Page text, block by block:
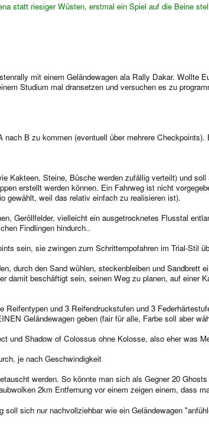
statt riesiger Wüsten, erstmal ein Spiel auf die Beine
mit einem Geländewagen ala Rally Dakar. Wollte
Studium mal dransetzen und versuchen es zu
B zu kommen (eventuell über mehrere
Kakteen, Steine, Büsche werden zufällig verteilt) und
erstellt werden können. Ein Fahrweg ist nicht
gewählt, weil das relativ einfach zu realisieren ist).
Geröllfelder, vielleicht ein ausgetrocknetes Flusstal
Findlingen hindurch..
sein, sie zwingen zum Schrittempofahren im Trial-Stil
durch den Sand wühlen, steckenbleiben und Sandbrett
damit beschäftigt sein, seinen Weg zu planen, auf einer
und 3 Reifendruckstufen und 3
Geländewagen geben (fair für alle, Farbe soll aber
und Shadow of Colossus ohne Kolosse, also eher was
je nach Geschwindigkeit
werden. So könnte man sich als Gegner 20
2km Entfernung vor einem zeigen einem, dass
sich nur nachvollziehbar wie ein Geländewagen